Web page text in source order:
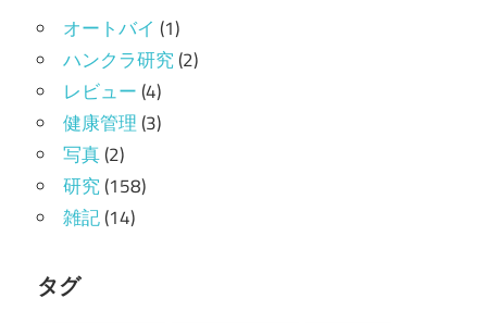
オートバイ (1)
ハンクラ研究(2)
レビュー(4)
健康管理(3)
写真(2)
研究(158)
雑記(14)
タグ